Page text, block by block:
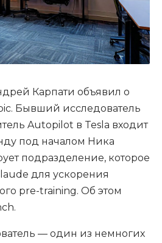
Карпати объявил о
Бывший исследователь
Autopilot в Tesla входит
под началом Ника
подразделение, которое
для ускорения
pre-training. Об этом
— один из немногих